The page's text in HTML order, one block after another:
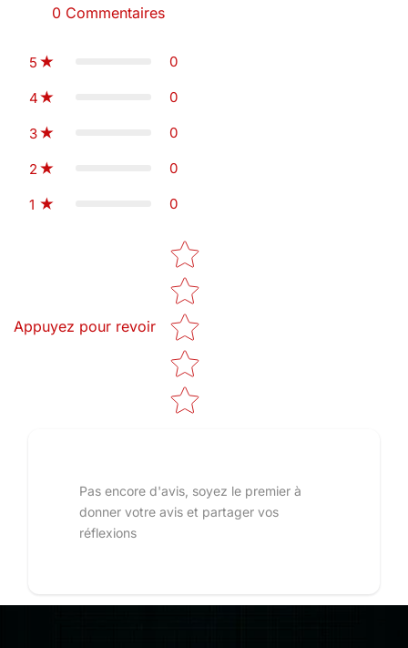
0 Commentaires
5 0
4 0
3 0
2 0
1 0
Appuyez pour revoir
Star rating
Pas encore d'avis, soyez le premier à
donner votre avis et partager vos
réflexions